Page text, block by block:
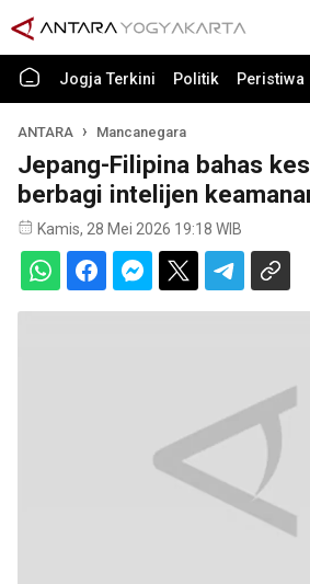
Jogja Terkini Politik Peristiwa
ANTARA Mancanegara
Jepang-Filipina bahas
berbagi intelijen
Kamis, 28 Mei 2026 19:18 WIB